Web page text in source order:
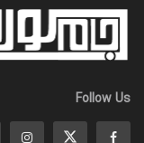
Follow Us